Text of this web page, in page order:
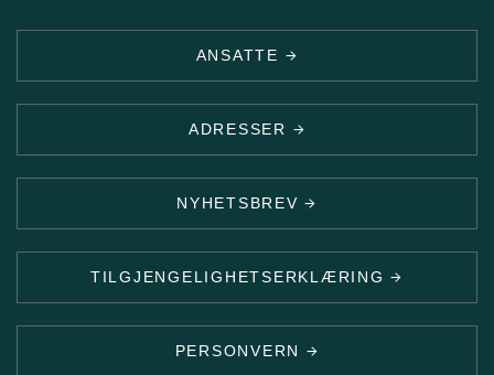
ANSATTE
ADRESSER
NYHETSBREV
TILGJENGELIGHETSERKLÆRING
PERSONVERN